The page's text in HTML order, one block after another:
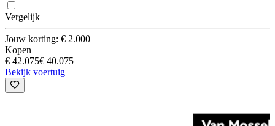
Vergelijk
Jouw korting: € 2.000
Kopen
€ 42.075€ 40.075
Bekijk voertuig